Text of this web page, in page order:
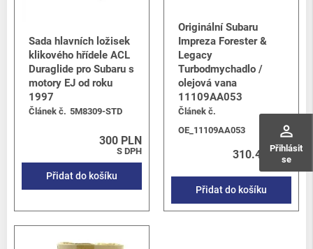
perm_identity
Přihlásit
se
Sada hlavních ložisek
klikového hřídele ACL
Duraglide pro Subaru s
motory EJ od roku
1997
Článek č. 5M8309-STD
300 PLN
S DPH
Přidat do košíku
Originální Subaru
Impreza Forester &
Legacy
Turbodmychadlo /
olejová vana
11109AA053
Článek č.
OE_11109AA053
310.46 PLN
S DPH
Přidat do košíku